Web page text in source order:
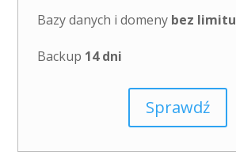
Bazy danych i domeny bez limitu
Backup 14 dni
Sprawdź